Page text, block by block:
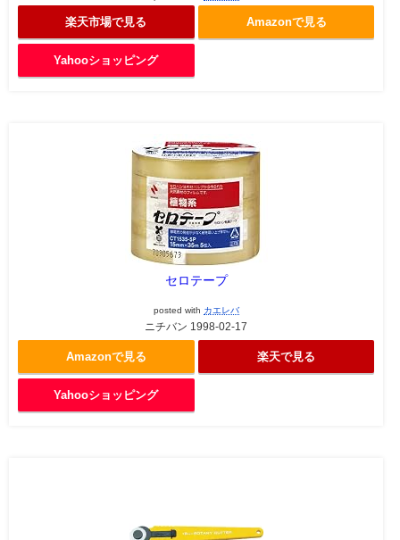
楽天市場で見る Amazonで見る
Yahooショッピング
セロテープ
posted with カエレバ
ニチバン 1998-02-17
Amazonで見る 楽天で見る
Yahooショッピング